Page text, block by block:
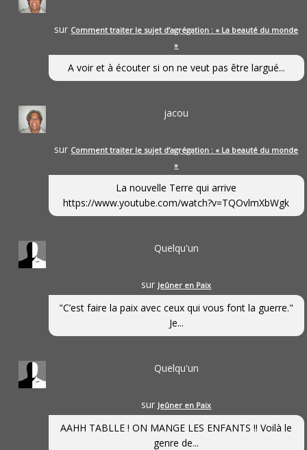
sur Comment traiter le sujet d’agrégation : « La beauté du monde
»
A voir et à écouter si on ne veut pas être largué...
jacou
sur Comment traiter le sujet d’agrégation : « La beauté du monde
»
La nouvelle Terre qui arrive
https://www.youtube.com/watch?v=TQOvlmXbWgk
Quelqu'un
sur Jeûner en Paix
"C’est faire la paix avec ceux qui vous font la guerre."
Je...
Quelqu'un
sur Jeûner en Paix
AAHH TABLLE ! ON MANGE LES ENFANTS !! Voilà le
genre de...